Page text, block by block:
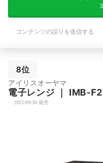
コンテンツの誤りを送信する
8位
アイリスオーヤマ
電子レンジ ｜ IMB-
2022/09/30 発売